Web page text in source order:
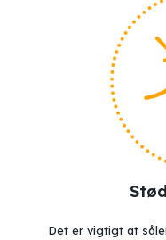
Det er vigtigt at